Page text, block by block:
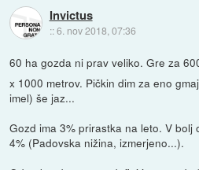
Invictus
::6. nov 2018, 07:36
60 ha gozda ni prav veliko. Gre za
x 1000 metrov. Pičkin dim za eno
imel) še jaz...
Gozd ima 3% prirastka na leto. V bolj
4% (Padovska nižina, izmerjeno...).